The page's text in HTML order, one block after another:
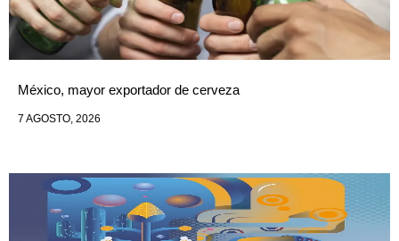
México, mayor exportador de cerveza
7 AGOSTO, 2026